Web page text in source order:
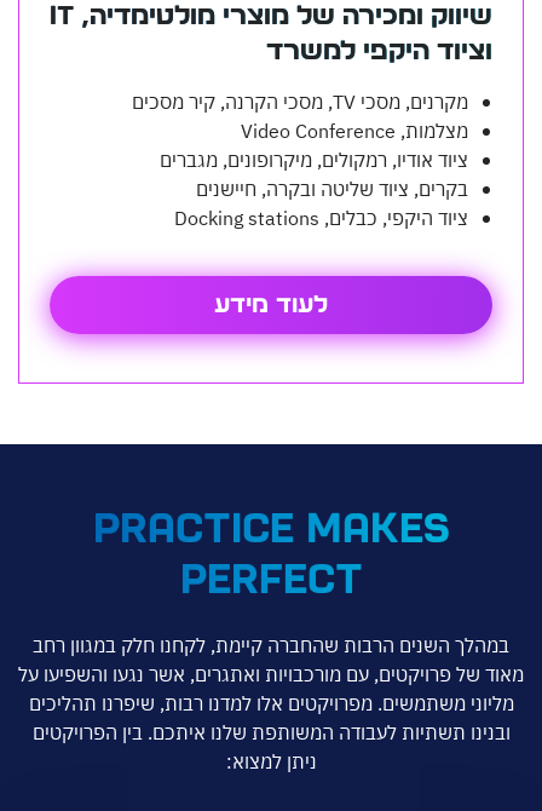
שיווק ומכירה של מוצרי מולטימדיה, IT
היקפי למשרד
מקרנים, מסכי TV, מסכי הקרנה, קיר מסכים
מצלמות, Video Conference
ציוד אודיו, רמקולים, מיקרופונים, מגברים
בקרים, ציוד שליטה ובקרה, חיישנים
ציוד היקפי, כבלים, Docking stations
לעוד מידע
PRACTICE MAKES
PERFECT
השנים הרבות שהחברה קיימת, לקחנו חלק במגוון רחב
של פרויקטים, עם מורכבויות ואתגרים, אשר נגעו והשפיעו על
משתמשים. מפרויקטים אלו למדנו רבות, שיפרנו תהליכים
תשתיות לעבודה המשותפת שלנו איתכם. בין הפרויקטים
ניתן למצוא: